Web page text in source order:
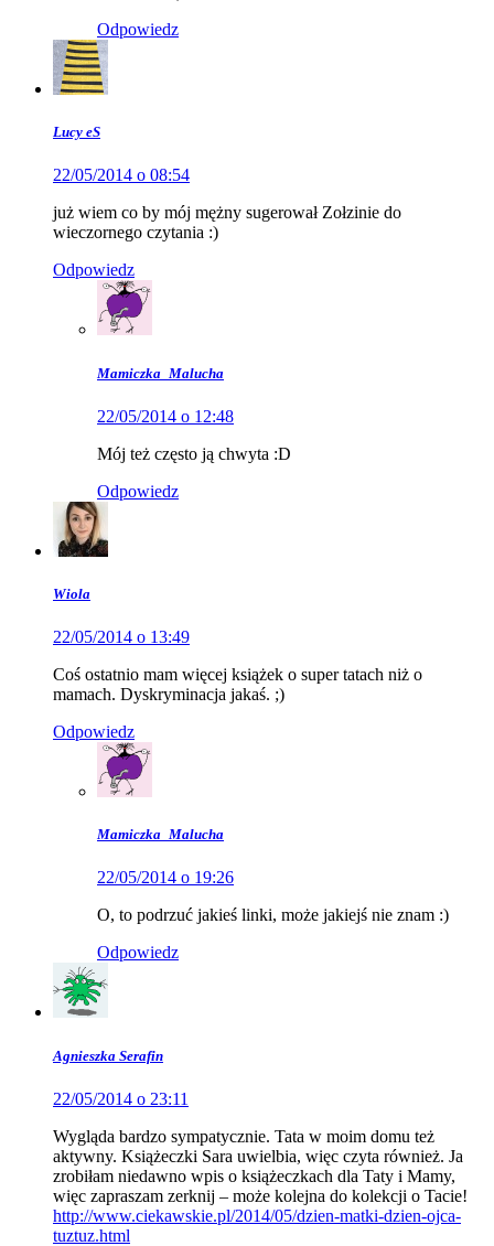
Odpowiedz
Lucy eS
22/05/2014 o 08:54
już wiem co by mój mężny sugerował Zołzinie do
wieczornego czytania :)
Odpowiedz
Mamiczka_Malucha
22/05/2014 o 12:48
Mój też często ją chwyta :D
Odpowiedz
Wiola
22/05/2014 o 13:49
Coś ostatnio mam więcej książek o super tatach niż o
mamach. Dyskryminacja jakaś. ;)
Odpowiedz
Mamiczka_Malucha
22/05/2014 o 19:26
O, to podrzuć jakieś linki, może jakiejś nie znam :)
Odpowiedz
Agnieszka Serafin
22/05/2014 o 23:11
Wygląda bardzo sympatycznie. Tata w moim domu też
aktywny. Książeczki Sara uwielbia, więc czyta również. Ja
zrobiłam niedawno wpis o książeczkach dla Taty i Mamy,
więc zapraszam zerknij – może kolejna do kolekcji o Tacie!
http://www.ciekawskie.pl/2014/05/dzien-matki-dzien-ojca-
tuztuz.html